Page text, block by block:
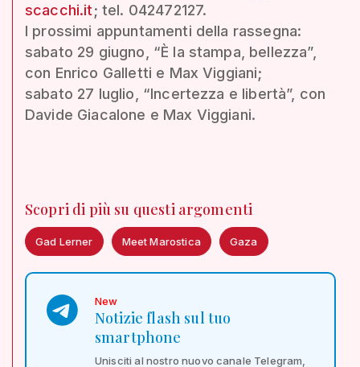
scacchi.it; tel. 042472127.
I prossimi appuntamenti della rassegna:
sabato 29 giugno, “È la stampa, bellezza”,
con Enrico Galletti e Max Viggiani;
sabato 27 luglio, “Incertezza e libertà”, con
Davide Giacalone e Max Viggiani.
Scopri di più su questi argomenti
Gad Lerner Meet Marostica Gaza
New
Notizie flash sul tuo
smartphone
Unisciti al nostro nuovo canale Telegram,